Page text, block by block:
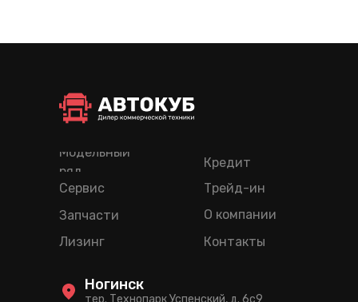
Лизинг
Кредит
Трейд-ин
Модельный
ряд
Сервис
Запчасти
О компании
Контакты
тер. Технопарк Успенский, д. 6c9
Ногинск